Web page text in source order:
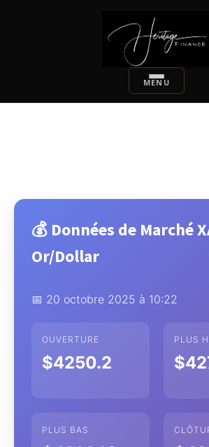
💰 Données de Marché
Or/Dollar
📅 20 octobre 2025 à 10:22
OUVERTURE
$4250.2
PLUS
PLUS BAS